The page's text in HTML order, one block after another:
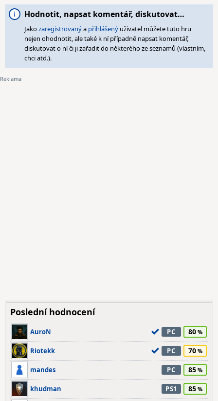
Hodnotit, napsat komentář, diskutovat…
Jakozaregistrovanýa přihlášený uživatel můžete tuto hru
nejen ohodnotit, ale také k ní případně napsat komentář,
diskutovat o ní či ji zařadit do některého ze seznamů (vlastním,
chci atd.).
Poslední hodnocení
AuroN PC 80
Riotekk PC 70
mandes PC 85
khudman PS1 85